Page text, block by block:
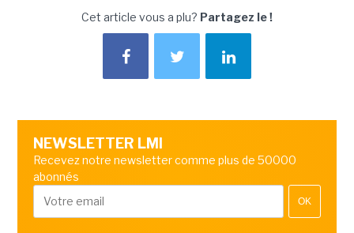
Cet article vous a plu? Partagez le !
NEWSLETTER LMI
Recevez notre newsletter comme plus de 50000
abonnés
OK